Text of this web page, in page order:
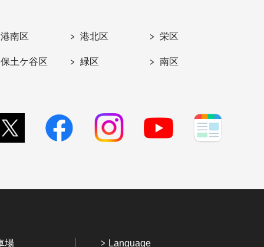
港南区 港北区 栄区
保土ケ谷区 緑区 南区
場 Language